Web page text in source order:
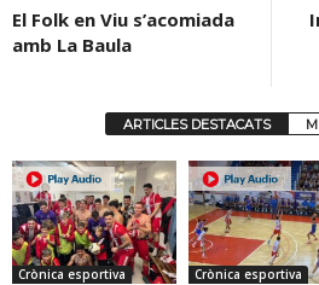
El Folk en Viu s’acomiada
amb La Baula
ARTICLES DESTACATS
Crònica esportiva Crònica esportiva